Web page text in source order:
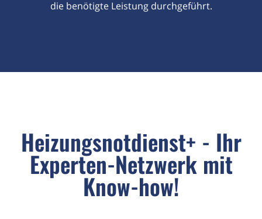
die benötigte Leistung durchgeführt.
Heizungsnotdienst+ - Ihr
Experten-Netzwerk mit
Know-how!